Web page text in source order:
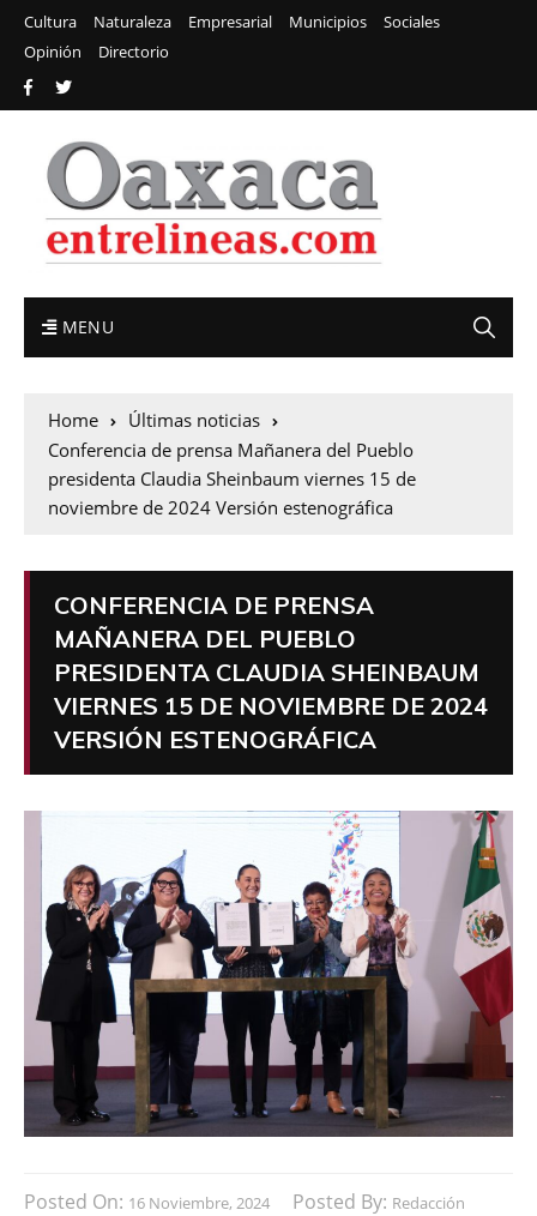
Cultura Naturaleza Empresarial Municipios
Sociales
Opinión
Directorio
MENU
Home
Últimas noticias
Conferencia de prensa Mañanera del Pueblo
presidenta Claudia Sheinbaum viernes 15 de
noviembre de 2024 Versión estenográfica
CONFERENCIA DE PRENSA
MAÑANERA DEL PUEBLO
PRESIDENTA CLAUDIA SHEINBAUM
VIERNES 15 DE NOVIEMBRE DE 2024
VERSIÓN ESTENOGRÁFICA
Posted On: 16 Noviembre, 2024 Posted By: Redacción